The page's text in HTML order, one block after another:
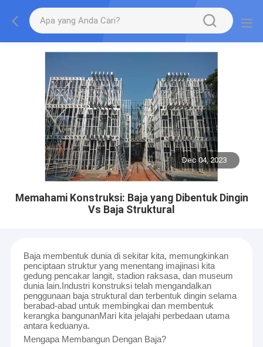
Dec 04, 2023
Memahami Konstruksi: Baja yang Dibentuk Dingin
Vs Baja Struktural
Baja membentuk dunia di sekitar kita, memungkinkan
penciptaan struktur yang menentang imajinasi kita
gedung pencakar langit, stadion raksasa, dan museum
dunia lain.Industri konstruksi telah mengandalkan
penggunaan baja struktural dan terbentuk dingin selama
berabad-abad untuk membingkai dan membentuk
kerangka bangunanMari kita jelajahi perbedaan utama
antara keduanya.
Mengapa Membangun Dengan Baja?